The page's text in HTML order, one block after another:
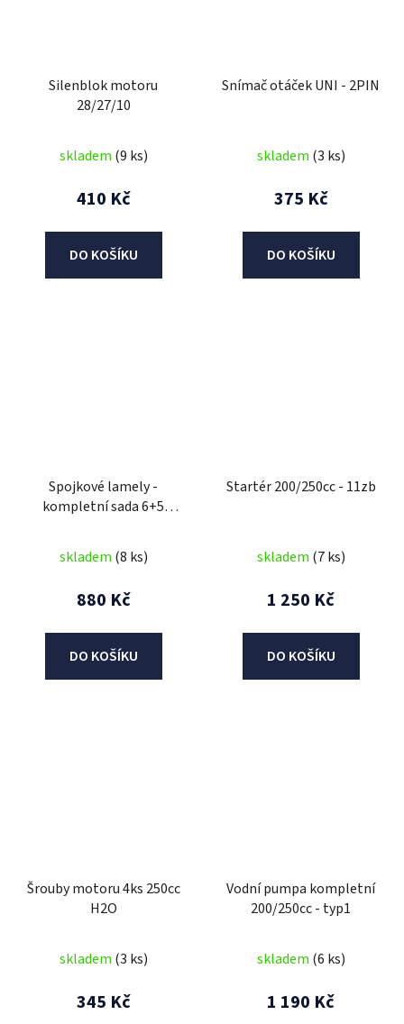
Silenblok motoru
28/27/10
skladem (9 ks)
410 Kč
DO KOŠÍKU
Snímač otáček UNI - 2PIN
skladem (3 ks)
375 Kč
DO KOŠÍKU
Spojkové lamely -
kompletní sada 6+5
skladem (8 ks)
880 Kč
DO KOŠÍKU
Startér 200/250cc - 11zb
skladem (7 ks)
1 250 Kč
DO KOŠÍKU
Šrouby motoru 4ks 250cc
H2O
skladem (3 ks)
345 Kč
Vodní pumpa kompletní
200/250cc - typ1
skladem (6 ks)
1 190 Kč